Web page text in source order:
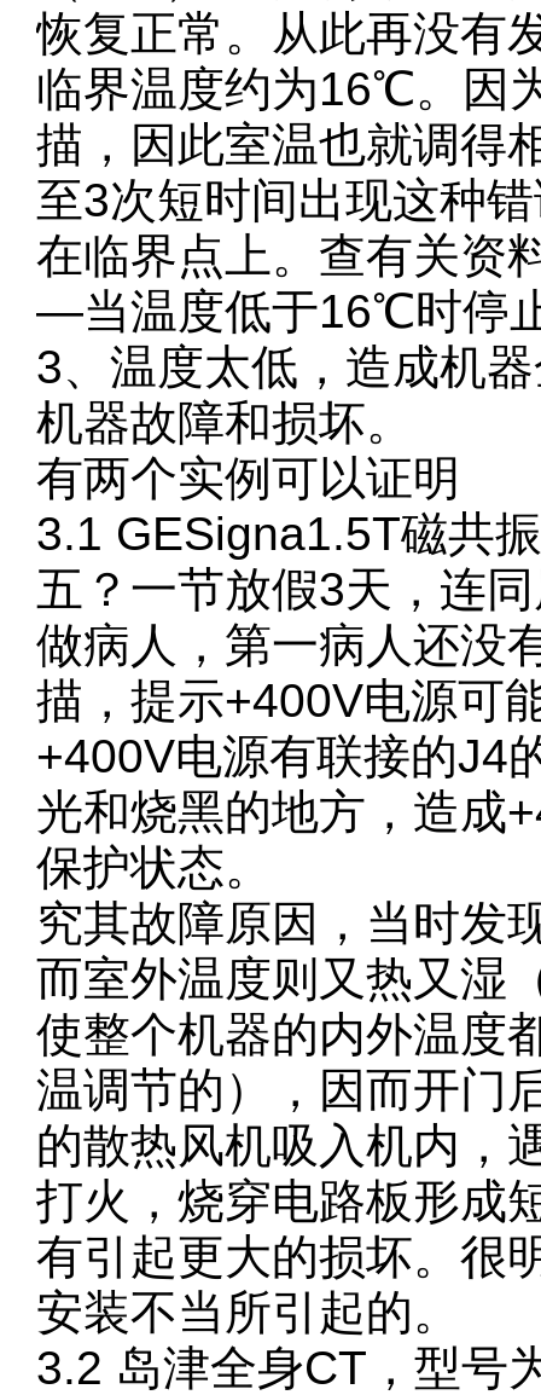
恢复正常。从此再没有
临界温度约为16℃。因
描，因此室温也就调得
至3次短时间出现这种
在临界点上。查有关资
—当温度低于16℃时停
3、温度太低，造成机
机器故障和损坏。
有两个实例可以证明
3.1 GESigna1.5T磁共
五？一节放假3天，连
做病人，第一病人还没
描，提示+400V电源可
+400V电源有联接的J4
光和烧黑的地方，造成
保护状态。
究其故障原因，当时发
而室外温度则又热又湿
使整个机器的内外温度
温调节的），因而开门
的散热风机吸入机内，
打火，烧穿电路板形成
有引起更大的损坏。很
安装不当所引起的。
3.2 岛津全身CT，型号